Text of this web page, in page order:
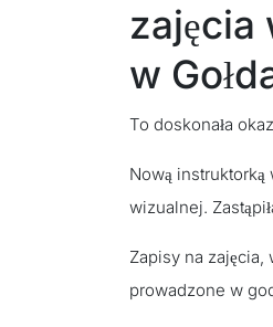
w
To doskonała
Nową
wizualnej.
Zapisy na
prowadzone w